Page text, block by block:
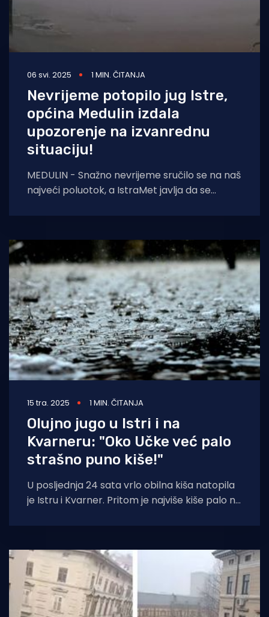
06 svi. 2025 1 MIN. ČITANJA
Nevrijeme potopilo jug Istre,
općina Medulin izdala
upozorenje na izvanrednu
situaciju!
MEDULIN - Snažno nevrijeme sručilo se na naš
najveći poluotok, a IstraMet javlja da se
Medulinom
15 tra. 2025 1 MIN. ČITANJA
Olujno jugo u Istri i na
Kvarneru: "Oko Učke već palo
strašno puno kiše!"
U posljednja 24 sata vrlo obilna kiša natopila
je Istru i Kvarner. Pritom je najviše kiše palo na